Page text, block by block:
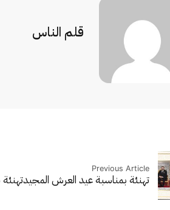
قلم الناس
Previous Article
تهنئة بمناسبة عيد العرش المجيد